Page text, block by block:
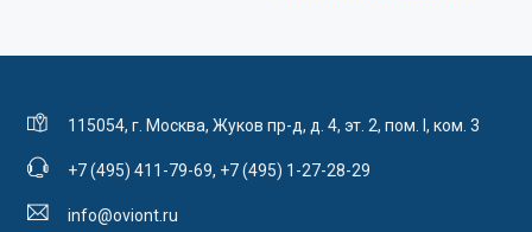
115054, г. Москва, Жуков пр-д, д. 4, эт. 2, пом. I, ком. 3
+7 (495) 411-79-69, +7 (495) 1-27-28-29
info@oviont.ru